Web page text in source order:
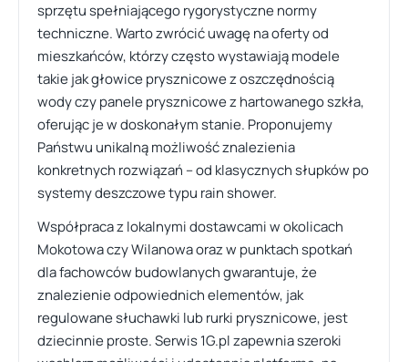
sprzętu spełniającego rygorystyczne normy
techniczne. Warto zwrócić uwagę na oferty od
mieszkańców, którzy często wystawiają modele
takie jak głowice prysznicowe z oszczędnością
wody czy panele prysznicowe z hartowanego szkła,
oferując je w doskonałym stanie. Proponujemy
Państwu unikalną możliwość znalezienia
konkretnych rozwiązań – od klasycznych słupków po
systemy deszczowe typu rain shower.
Współpraca z lokalnymi dostawcami w okolicach
Mokotowa czy Wilanowa oraz w punktach spotkań
dla fachowców budowlanych gwarantuje, że
znalezienie odpowiednich elementów, jak
regulowane słuchawki lub rurki prysznicowe, jest
dziecinnie proste. Serwis 1G.pl zapewnia szeroki